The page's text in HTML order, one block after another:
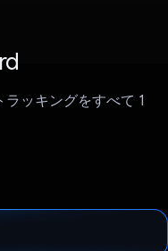
ッキングをすべて 1